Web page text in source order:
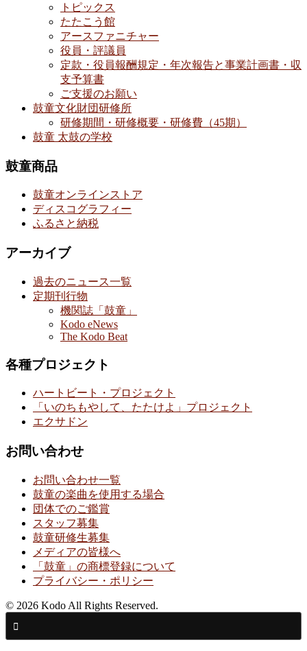
トピックス
たたこう館
アースファニチャー
役員・評議員
定款・役員報酬規定・年次報告と事業計画書・収
支予算書
ご支援のお願い
鼓童文化財団研修所
研修期間・研修概要・研修費（45期）
鼓童 太鼓の学校
鼓童商品
鼓童オンラインストア
ディスコグラフィー
ふるさと納税
アーカイブ
過去のニュース一覧
定期刊行物
機関誌「鼓童」
Kodo eNews
The Kodo Beat
各種プロジェクト
ハートビート・プロジェクト
「いのちもやして、たたけよ」プロジェクト
エクサドン
お問い合わせ
お問い合わせ一覧
鼓童の楽曲を使用する場合
団体でのご鑑賞
スタッフ募集
鼓童研修生募集
メディアの皆様へ
「鼓童」の商標登録について
プライバシー・ポリシー
© 2026 Kodo All Rights Reserved.